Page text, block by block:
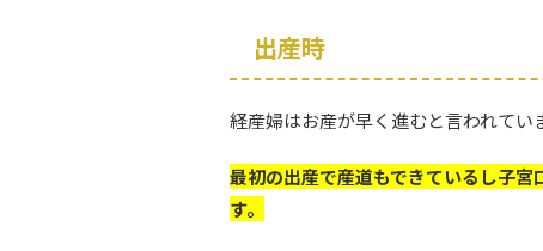
出産時
経産婦はお産が早く進むと言われてい
最初の出産で産道もできているし子
す。